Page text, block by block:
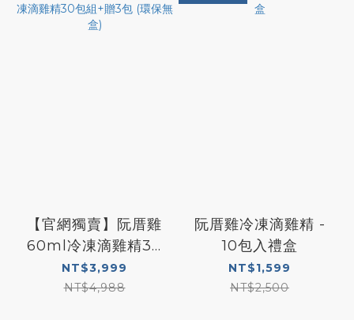
【官網獨賣】阮厝雞
60ml冷凍滴雞精30
包組+贈3包 (環保無
盒)
NT$3,999
NT$4,988
阮厝雞冷凍滴雞精 -
10包入禮盒
NT$1,599
NT$2,500